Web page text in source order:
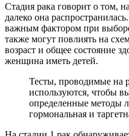
Стадия рака говорит о том,
далеко она
важным фактором при
также могут повлиять на
возраст и общее состояние
женщина иметь детей.
Тесты, проводимые на
используются, чтобы
определенные методы
гормональная и